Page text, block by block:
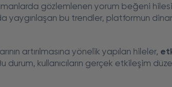
gözlemlenen yorum beğeni
yaygınlaşan bu trendler, platformun
artırılmasına yönelik yapılan hileler,
durum, kullanıcıların gerçek etkileşim